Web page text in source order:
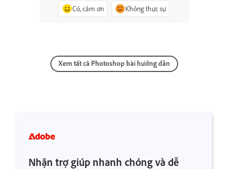
Có, cảm ơn Không thực sự
Xem tất cả Photoshop bài hướng dẫn
Nhận trợ giúp nhanh chóng và dễ